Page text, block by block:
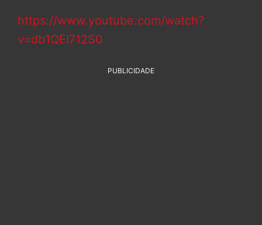
https://www.youtube.com/watch?
v=db1QEI712S0
PUBLICIDADE